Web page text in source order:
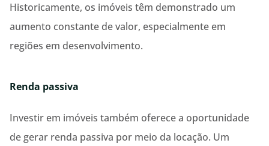
Historicamente, os imóveis têm demonstrado um
aumento constante de valor, especialmente em
regiões em desenvolvimento.
Renda passiva
Investir em imóveis também oferece a oportunidade
de gerar renda passiva por meio da locação. Um